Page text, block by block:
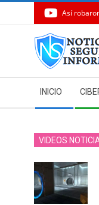
Así
Navigation
Menu
INICIO
VIDEOS